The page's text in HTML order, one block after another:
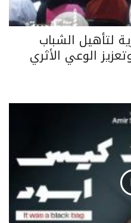
لتأهيل الشباب
الوعي الأثري